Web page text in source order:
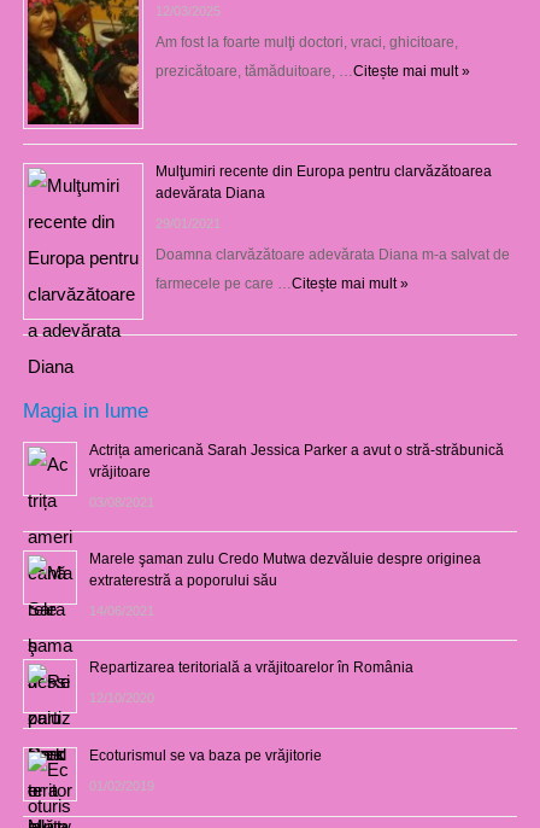
12/03/2025
Am fost la foarte mulţi doctori, vraci, ghicitoare,
prezicătoare, tămăduitoare, … Citește mai mult »
Mulţumiri recente din Europa pentru clarvăzătoarea
adevărata Diana
29/01/2021
Doamna clarvăzătoare adevărata Diana m-a salvat de
farmecele pe care … Citește mai mult »
Magia in lume
Actrița americană Sarah Jessica Parker a avut o stră-străbunică
vrăjitoare
03/08/2021
Marele şaman zulu Credo Mutwa dezvăluie despre originea
extraterestră a poporului său
14/06/2021
Repartizarea teritorială a vrăjitoarelor în România
12/10/2020
Ecoturismul se va baza pe vrăjitorie
01/02/2019